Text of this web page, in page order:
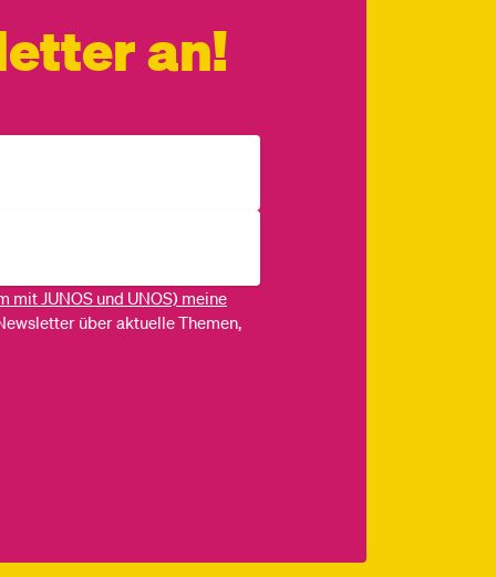
an!
mit JUNOS und UNOS) meine
über aktuelle Themen,